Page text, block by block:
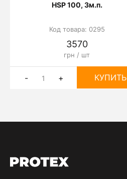
HSP 100, 3м.п.
Код товара: 0295
3570
грн / шт
- + КУПИТЬ